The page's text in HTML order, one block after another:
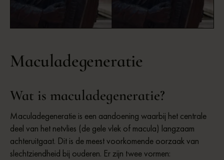
Maculadegeneratie
Wat is maculadegeneratie?
Maculadegeneratie is een aandoening waarbij het centrale
deel van het netvlies (de gele vlek of macula) langzaam
achteruitgaat. Dit is de meest voorkomende oorzaak van
slechtziendheid bij ouderen. Er zijn twee vormen: